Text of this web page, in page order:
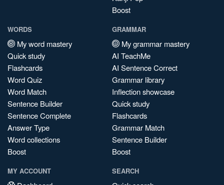
Boost
WORDS
My word mastery
Quick study
Flashcards
Word Quiz
Word Match
Sentence Builder
Sentence Complete
Answer Type
Word collections
Boost
GRAMMAR
My grammar mastery
AI TeachMe
AI Sentence Correct
Grammar library
Inflection showcase
Quick study
Flashcards
Grammar Match
Sentence Builder
Boost
MY ACCOUNT SEARCH